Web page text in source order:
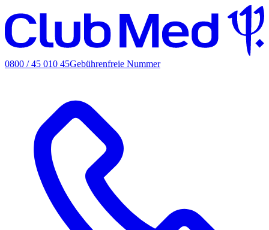
0800 / 45 010 45Gebührenfreie Nummer